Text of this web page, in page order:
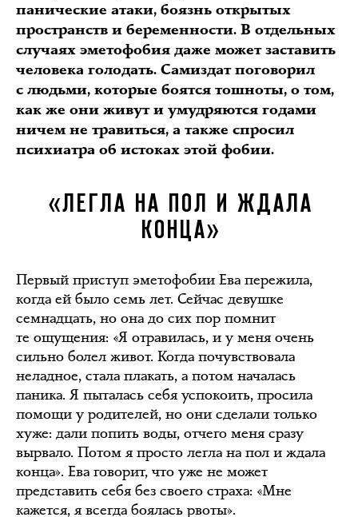
панические атаки, боязнь открытых
пространств и беременности. В отдельных
случаях эметофобия даже может заставить
человека голодать. Самиздат поговорил
с людьми, которые боятся тошноты, о том,
как же они живут и умудряются годами
ничем не травиться, а также спросил
психиатра об истоках этой фобии.
«ЛЕГЛА НА ПОЛ И ЖДАЛА
КОНЦА»
Первый приступ эметофобии Ева пережила,
когда ей было семь лет. Сейчас девушке
семнадцать, но она до сих пор помнит
те ощущения: «Я отравилась, и у меня очень
сильно болел живот. Когда почувствовала
неладное, стала плакать, а потом началась
паника. Я пыталась себя успокоить, просила
помощи у родителей, но они сделали только
хуже: дали попить воды, отчего меня сразу
вырвало. Потом я просто легла на пол и ждала
конца». Ева говорит, что уже не может
представить себя без своего страха: «Мне
кажется, я всегда боялась рвоты».